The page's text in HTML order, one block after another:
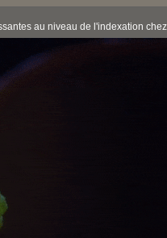
au niveau de l'indexation